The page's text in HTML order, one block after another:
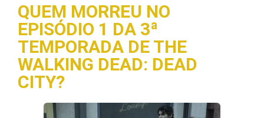
QUEM MORREU NO
EPISÓDIO 1 DA 3ª
TEMPORADA DE THE
WALKING DEAD: DEAD
CITY?